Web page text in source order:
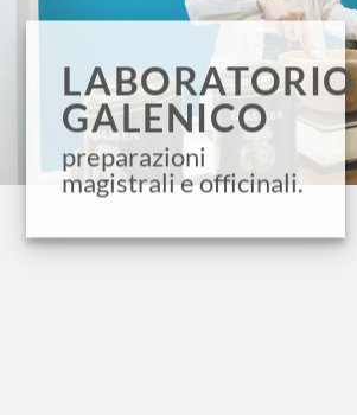
LABORATORIO
GALENICO
preparazioni
magistrali e officinali.